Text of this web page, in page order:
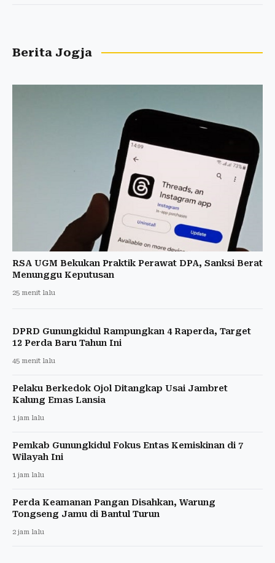
Berita Jogja
RSA UGM Bekukan Praktik Perawat DPA, Sanksi Berat
Menunggu Keputusan
25 menit lalu
DPRD Gunungkidul Rampungkan 4 Raperda, Target
12 Perda Baru Tahun Ini
45 menit lalu
Pelaku Berkedok Ojol Ditangkap Usai Jambret
Kalung Emas Lansia
1 jam lalu
Pemkab Gunungkidul Fokus Entas Kemiskinan di 7
Wilayah Ini
1 jam lalu
Perda Keamanan Pangan Disahkan, Warung
Tongseng Jamu di Bantul Turun
2 jam lalu